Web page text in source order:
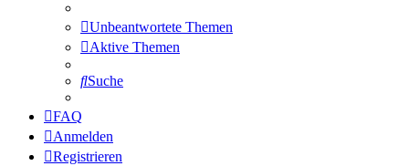
Unbeantwortete Themen
Aktive Themen
Suche
FAQ
Anmelden
Registrieren